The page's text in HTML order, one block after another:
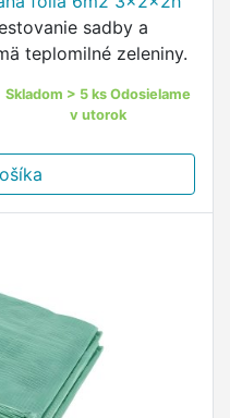
sadby a
teplomilné zeleniny.
Skladom > 5 ks Odosielame
v utorok